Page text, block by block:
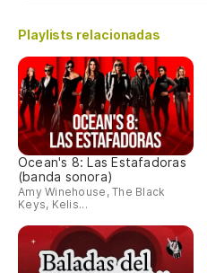
Playlists relacionadas
Ocean's 8: Las Estafadoras
(banda sonora)
Amy Winehouse, The Black
Keys, Kelis...